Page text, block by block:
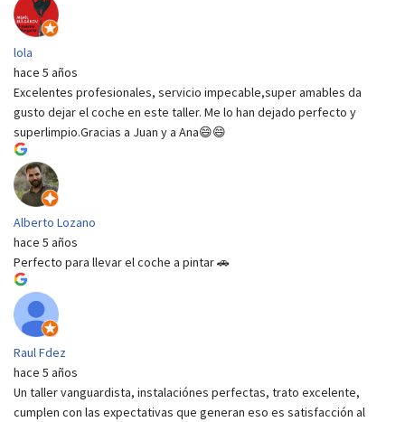
lola
hace 5 años
Excelentes profesionales, servicio impecable,super amables da
gusto dejar el coche en este taller. Me lo han dejado perfecto y
superlimpio.Gracias a Juan y a Ana😄😄
Alberto Lozano
hace 5 años
Perfecto para llevar el coche a pintar 🚗
Raul Fdez
hace 5 años
Un taller vanguardista, instalaciónes perfectas, trato excelente,
cumplen con las expectativas que generan eso es satisfacción al